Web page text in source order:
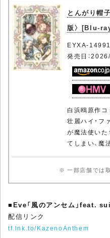
とんがり帽
版〉 [Blu-
EYXA-
発売日：
白浜鴎原作
壮麗ハイ・フ
が魔法使い
てしまい、
※ 一部店舗では
■Eve「風のアンセム」feat.
配信リンク
tf.lnk.to/KazenoAnthem